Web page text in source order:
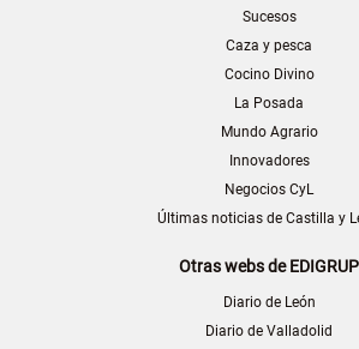
Sucesos
Caza y pesca
Cocino Divino
La Posada
Mundo Agrario
Innovadores
Negocios CyL
Últimas noticias de Castilla y
Otras webs de EDIGRUP
Diario de León
Diario de Valladolid